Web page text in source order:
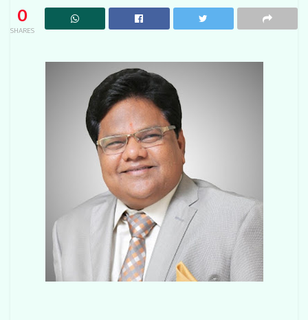
0
SHARES